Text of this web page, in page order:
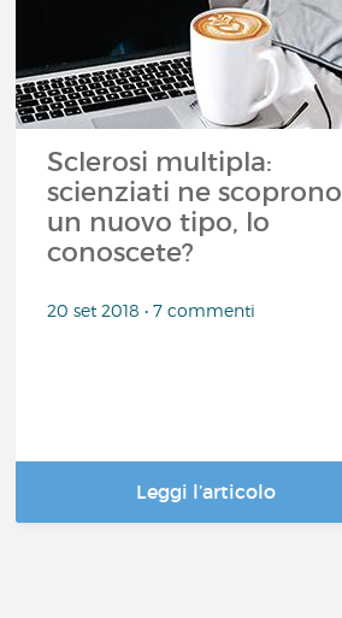
Sclerosi multipla:
scienziati ne scoprono
un nuovo tipo, lo
conoscete?
20 set 2018 • 7 commenti
Leggi l’articolo